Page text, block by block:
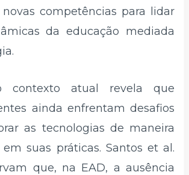
competências para lidar
da educação mediada
contexto atual revela que
ainda enfrentam desafios
as tecnologias de maneira
suas práticas. Santos et al.
que, na EAD, a ausência